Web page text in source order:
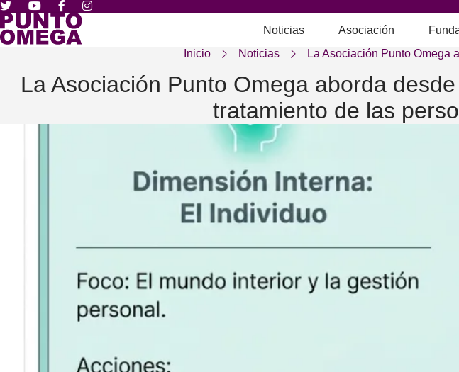
Noticias
Asociación
Inicio Noticias La Asociación Punto Omega
La Asociación Punto Omega aborda
tratamiento de las